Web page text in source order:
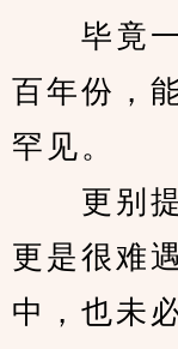
毕竟一
百年份，
罕见。
更别提
更是很难
中，也未